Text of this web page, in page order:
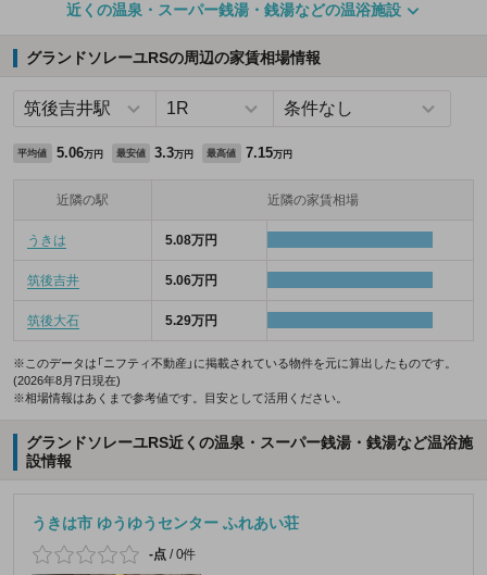
近くの温泉・スーパー銭湯・銭湯などの温浴施設
グランドソレーユRSの周辺の家賃相場情報
平均値 5.06万円 最安値 3.3万円 最高値 7.15万円
近隣の駅 近隣の家賃相場
うきは 5.08万円
筑後吉井 5.06万円
筑後大石 5.29万円
※このデータは「ニフティ不動産」に掲載されている物件を元に算出したものです。
(2026年8月7日現在)
※相場情報はあくまで参考値です。目安として活用ください。
グランドソレーユRS近くの温泉・スーパー銭湯・銭湯など温浴施
設情報
うきは市 ゆうゆうセンター ふれあい荘
-点 /0件